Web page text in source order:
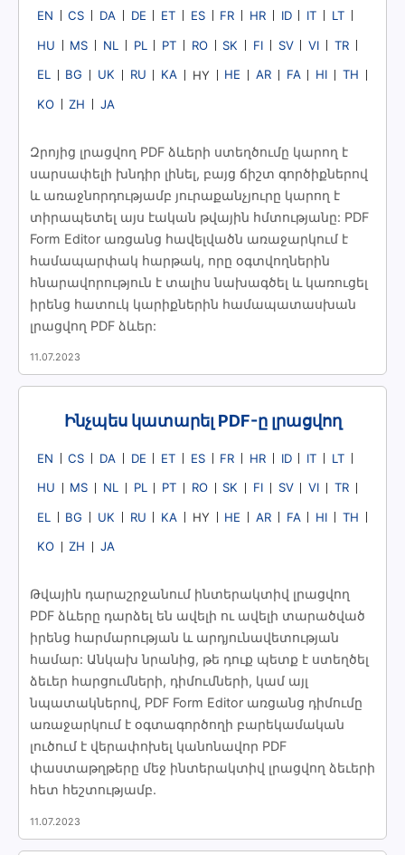
EN CS DA DE ET ES FR HR ID IT LT
HU MS NL PL PT RO SK FI SV VI TR
EL BG UK RU KA HY HE AR FA HI TH
KO ZH JA
Զրոյից լրացվող PDF ձևերի ստեղծումը կարող է
սարսափելի խնդիր լինել, բայց ճիշտ գործիքներով
և առաջնորդությամբ յուրաքանչյուրը կարող է
տիրապետել այս էական թվային հմտությանը: PDF
Form Editor առցանց հավելվածն առաջարկում է
համապարփակ հարթակ, որը օգտվողներին
հնարավորություն է տալիս նախագծել և կառուցել
իրենց հատուկ կարիքներին համապատասխան
լրացվող PDF ձևեր:
11.07.2023
Ինչպես կատարել PDF-ը լրացվող
EN CS DA DE ET ES FR HR ID IT LT
HU MS NL PL PT RO SK FI SV VI TR
EL BG UK RU KA HY HE AR FA HI TH
KO ZH JA
Թվային դարաշրջանում ինտերակտիվ լրացվող
PDF ձևերը դարձել են ավելի ու ավելի տարածված
իրենց հարմարության և արդյունավետության
համար: Անկախ նրանից, թե դուք պետք է ստեղծել
ձեւեր հարցումների, դիմումների, կամ այլ
նպատակներով, PDF Form Editor առցանց դիմումը
առաջարկում է օգտագործողի բարեկամական
լուծում է վերափոխել կանոնավոր PDF
փաստաթղթերը մեջ ինտերակտիվ լրացվող ձեւերի
հետ հեշտությամբ.
11.07.2023